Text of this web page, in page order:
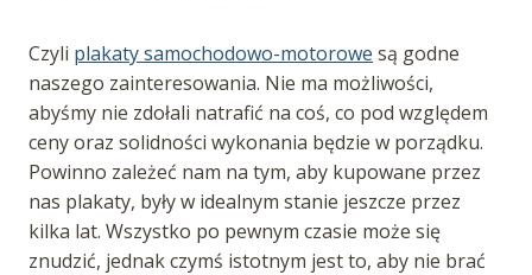
Czyli plakaty samochodowo-motorowe są godne
naszego zainteresowania. Nie ma możliwości,
abyśmy nie zdołali natrafić na coś, co pod względem
ceny oraz solidności wykonania będzie w porządku.
Powinno zależeć nam na tym, aby kupowane przez
nas plakaty, były w idealnym stanie jeszcze przez
kilka lat. Wszystko po pewnym czasie może się
znudzić, jednak czymś istotnym jest to, aby nie brać